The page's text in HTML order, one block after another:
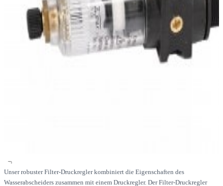
Unser robuster Filter-Druckregler kombiniert die Eigenschaften des
Wasserabscheiders zusammen mit einem Druckregler. Der Filter-Druckregler